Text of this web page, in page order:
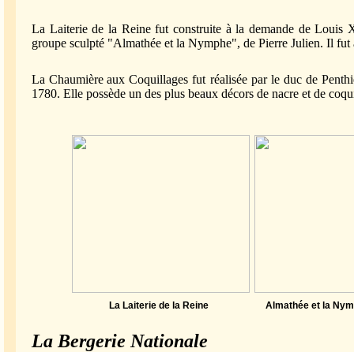
La Laiterie de la Reine fut construite à la demande de
groupe sculpté "Almathée et la Nymphe", de Pierre Julien. Il fut
La Chaumière aux Coquillages fut réalisée par le duc de
1780. Elle possède un des plus beaux décors de nacre et de
La Laiterie de la Reine Almathée et la
La Bergerie Nationale